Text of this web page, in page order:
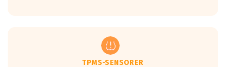
regelverket som introduceras år 2016.
Ett däck med två svarta vågor är redan
godkända för år 2016 nya regelverk.
TPMS-SENSORER